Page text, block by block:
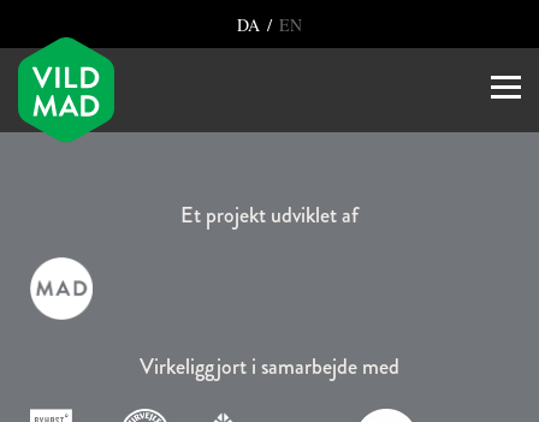
DA / EN
Et projekt udviklet af
Virkeliggjort i samarbejde med